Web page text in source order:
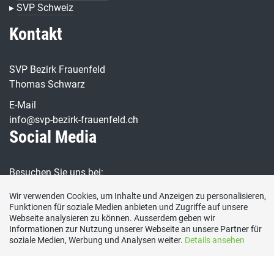
▸ SVP Schweiz
Kontakt
SVP Bezirk Frauenfeld
Thomas Schwarz
E-Mail
info@svp-bezirk-frauenfeld.ch
Social Media
Besuchen Sie uns bei:
Wir verwenden Cookies, um Inhalte und Anzeigen zu personalisieren,
Funktionen für soziale Medien anbieten und Zugriffe auf unsere
Webseite analysieren zu können. Ausserdem geben wir
Informationen zur Nutzung unserer Webseite an unsere Partner für
soziale Medien, Werbung und Analysen weiter. Details ansehen